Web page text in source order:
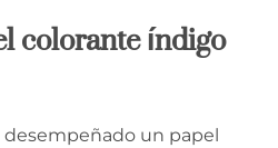
colorante índigo
un papel